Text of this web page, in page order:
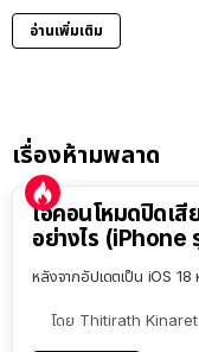
อ่านเพิ่มเติม
เรื่องห้ามพลาด
ไอคอนโหมดปิดเสี
อย่างไร
หลังจากอัปเดตเป็น iOS
โดย Thitirath Kinaret